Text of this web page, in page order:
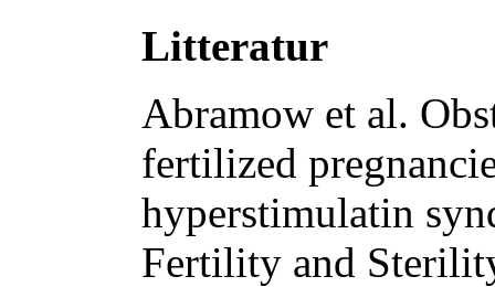
Litteratur
Abramow et al.
fertilized
hyperstimulatin
Fertility and